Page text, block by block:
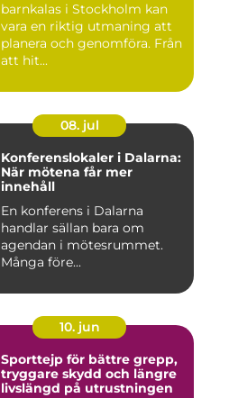
barnkalas i Stockholm kan
vara en riktig utmaning att
planera och genomföra. Från
att hit...
08. jul
Konferenslokaler i Dalarna:
När mötena får mer
innehåll
En konferens i Dalarna
handlar sällan bara om
agendan i mötesrummet.
Många före...
10. jun
Sporttejp för bättre grepp,
tryggare skydd och längre
livslängd på utrustningen